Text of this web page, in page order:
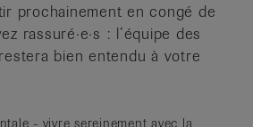
prochainement en congé de
rassuré·e·s : l’équipe des
bien entendu à votre
- vivre sereinement avec la